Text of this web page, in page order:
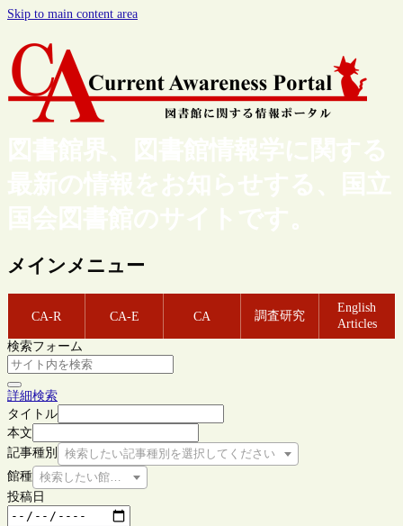
Skip to main content area
図書館界、図書館情報学に関する
最新の情報をお知らせする、国立
国会図書館のサイトです。
メインメニュー
CA-R CA-E CA 調査研究
English
Articles
検索フォーム
詳細検索
タイトル
本文
記事種別
検索したい記事種別を選択してください
館種 検索したい館種を選択してください
投稿日